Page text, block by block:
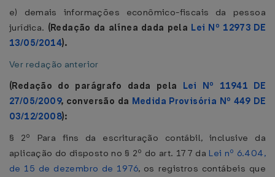
e) demais informações econômico-fiscais da pessoa
jurídica. (Redação da alínea dada pela Lei Nº 12973 DE
13/05/2014).
Ver redação anterior
(Redação do parágrafo dada pela Lei Nº 11941 DE
27/05/2009, conversão da Medida Provisória Nº 449 DE
03/12/2008):
§ 2º Para fins da escrituração contábil, inclusive da
aplicação do disposto no § 2º do art. 177 da Lei nº 6.404,
de 15 de dezembro de 1976, os registros contábeis que